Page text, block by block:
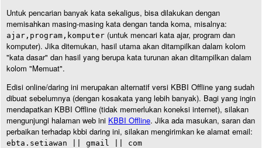
Untuk pencarian banyak kata sekaligus, bisa dilakukan dengan
memisahkan masing-masing kata dengan tanda koma, misalnya:
ajar,program,komputer (untuk mencari kata ajar, program dan
komputer). Jika ditemukan, hasil utama akan ditampilkan dalam kolom
"kata dasar" dan hasil yang berupa kata turunan akan ditampilkan dalam
kolom "Memuat".
Edisi online/daring ini merupakan alternatif versi KBBI Offline yang sudah
dibuat sebelumnya (dengan kosakata yang lebih banyak). Bagi yang ingin
mendapatkan KBBI Offline (tidak memerlukan koneksi internet), silakan
mengunjungi halaman web ini KBBI Offline. Jika ada masukan, saran dan
perbaikan terhadap kbbi daring ini, silakan mengirimkan ke alamat email:
ebta.setiawan || gmail || com